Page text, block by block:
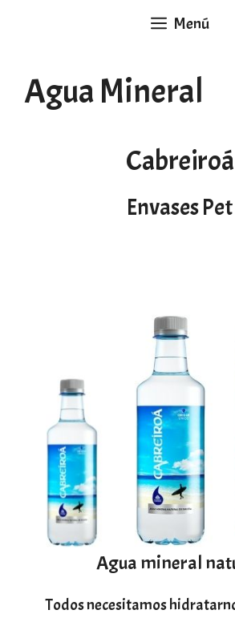
Menú
Agua Mineral
Cabreiroá
Envases Pet
Agua mineral
Todos necesitamos